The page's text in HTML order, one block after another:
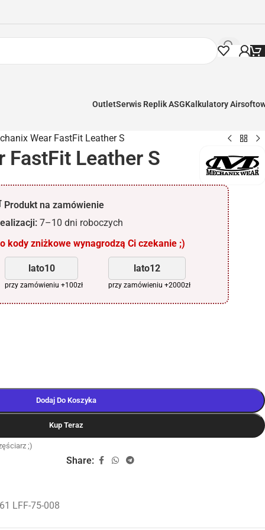
OutletSerwis Replik ASGKalkulatory
Wear FastFit Leather S
FastFit Leather S
Produkt na zamówienie
7–10 dni roboczych
kody zniżkowe wynagrodzą Ci czekanie ;)
lato10
przy zamówieniu +100zł
lato12
przy zamówieniu +2000zł
Dodaj Do Koszyka
Kup Teraz
;)
Share:
LFF-75-008